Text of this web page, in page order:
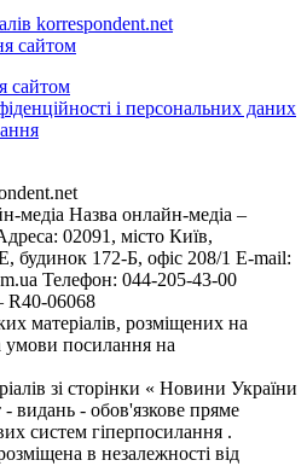
korrespondent.net
сайтом
сайтом
і персональних даних
медіа Назва онлайн-медіа –
02091, місто Київ,
172-Б, офіс 208/1 E-mail:
Телефон: 044-205-43-00
R40-06068
матеріалів, розміщених на
умови посилання на
зі сторінки « Новини України
- видань - обов'язкове пряме
систем гіперпосилання .
в незалежності від